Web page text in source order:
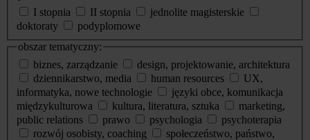
I stopnia
II stopnia
jednolite magisterskie
doktoraty
podyplomowe
obszar tematyczny:
biznes, zarządzanie
design, projektowanie, architektura
dziennikarstwo, media
human resources
UX,
informatyka, nowe technologie
języki obce, komunikacja
międzykulturowa
kultura, literatura, sztuka
marketing,
public relations
prawo psychologia
psychoterapia
rozwój osobisty, coaching
społeczeństwo, państwo,